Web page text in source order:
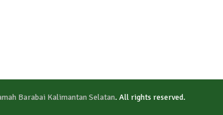
Barabai Kalimantan Selatan. All rights reserved.